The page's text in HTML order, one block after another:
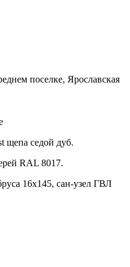
поселке, Ярославская
щепа седой дуб.
RAL 8017.
16х145, сан-узел ГВЛ